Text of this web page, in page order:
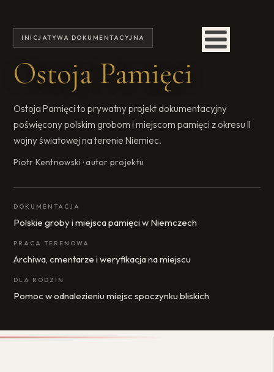
INICJATYWA DOKUMENTACYJNA
Ostoja Pamięci
Ostoja Pamięci to prywatny projekt dokumentacyjny
poświęcony polskim grobom i miejscom pamięci z okresu II
wojny światowej na terenie Niemiec.
Piotr Kentnowski · autor projektu
DOKUMENTACJA
Polskie groby i miejsca pamięci w Niemczech
PRACA TERENOWA
Archiwa, cmentarze i weryfikacja na miejscu
DLA RODZIN
Pomoc w odnalezieniu miejsc spoczynku bliskich